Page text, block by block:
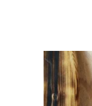
o
o
k